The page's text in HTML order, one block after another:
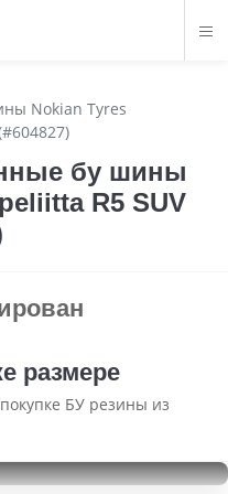
Nokian Tyres
бу шины
R5 SUV
размере
БУ резины из